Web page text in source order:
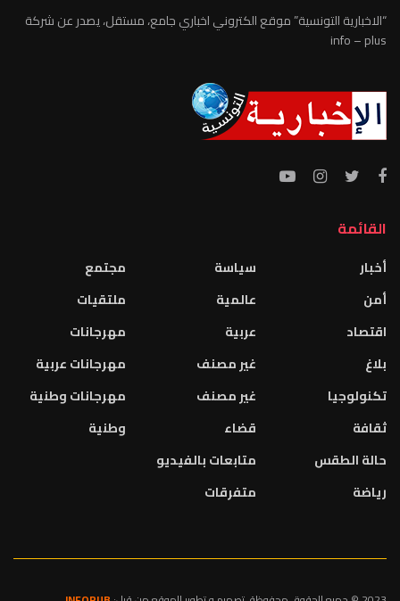
“الاخبارية التونسية” موقع الكتروني اخباري جامع، مستقل، يصدر عن شركة
info – plus
القائمة
أخبار
أمن
اقتصاد
بلاغ
تكنولوجيا
ثقافة
حالة الطقس
رياضة
سياسة
عالمية
عربية
غير مصنف
غير مصنف
قضاء
متابعات بالفيديو
متفرقات
مجتمع
ملتقيات
مهرجانات
مهرجانات عربية
مهرجانات وطنية
وطنية